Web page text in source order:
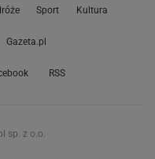
Sport Kultura
Gazeta.pl
RSS
sp. z o.o.